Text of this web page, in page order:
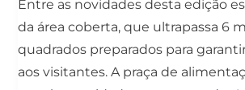
Entre as novidades desta edição
da área coberta, que ultrapassa 6
quadrados preparados para
aos visitantes. A praça de